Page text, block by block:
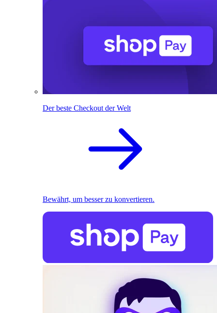
Der beste Checkout der Welt
Bewährt, um besser zu konvertieren.